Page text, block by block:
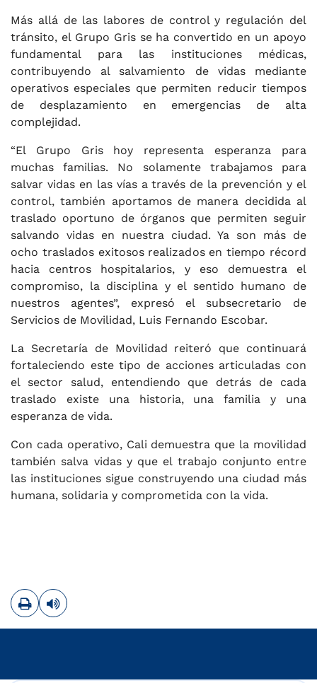
Más allá de las labores de control y regulación del
tránsito, el Grupo Gris se ha convertido en un apoyo
fundamental para las instituciones médicas,
contribuyendo al salvamiento de vidas mediante
operativos especiales que permiten reducir tiempos
de desplazamiento en emergencias de alta
complejidad.
“El Grupo Gris hoy representa esperanza para
muchas familias. No solamente trabajamos para
salvar vidas en las vías a través de la prevención y el
control, también aportamos de manera decidida al
traslado oportuno de órganos que permiten seguir
salvando vidas en nuestra ciudad. Ya son más de
ocho traslados exitosos realizados en tiempo récord
hacia centros hospitalarios, y eso demuestra el
compromiso, la disciplina y el sentido humano de
nuestros agentes”, expresó el subsecretario de
Servicios de Movilidad, Luis Fernando Escobar.
La Secretaría de Movilidad reiteró que continuará
fortaleciendo este tipo de acciones articuladas con
el sector salud, entendiendo que detrás de cada
traslado existe una historia, una familia y una
esperanza de vida.
Con cada operativo, Cali demuestra que la movilidad
también salva vidas y que el trabajo conjunto entre
las instituciones sigue construyendo una ciudad más
humana, solidaria y comprometida con la vida.
ImprimirLeer contenido